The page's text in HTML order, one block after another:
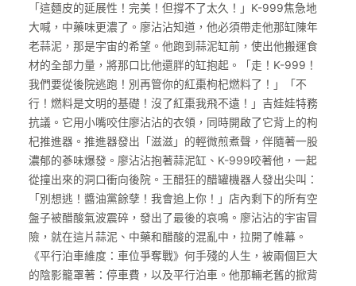
「這麵皮的延展性！完美！但撐不了太久！」K-999焦急地
大喊，中藥味更濃了。廖沾沾知道，他必須帶走他那缸陳年
老蒜泥，那是宇宙的希望。他跑到蒜泥缸前，使出他搬運食
材的全部力量，將那口比他還胖的缸抱起。「走！K-999！
我們要從後院逃跑！別再管你的紅棗枸杞燃料了！」「不
行！燃料是文明的基礎！沒了紅棗我飛不遠！」吉娃娃特務
抗議。它用小嘴咬住廖沾沾的衣領，同時開啟了它背上的枸
杞推進器。推進器發出「滋滋」的輕微煎煮聲，伴隨著一股
濃郁的蔘味爆發。廖沾沾抱著蒜泥缸、K-999咬著他，一起
從撞出來的洞口衝向後院。王醋狂的醋罐機器人發出尖叫：
「別想逃！醬油黨餘孽！我會追上你！」店內剩下的所有空
盤子被醋酸氣波震碎，發出了最後的哀鳴。廖沾沾的宇宙冒
險，就在這片蒜泥、中藥和醋酸的混亂中，拉開了帷幕。
《平行泊車維度：車位爭奪戰》何手殘的人生，被兩個巨大
的陰影籠罩著：停車費，以及平行泊車。他那輛老舊的掀背